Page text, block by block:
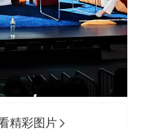
精彩图片